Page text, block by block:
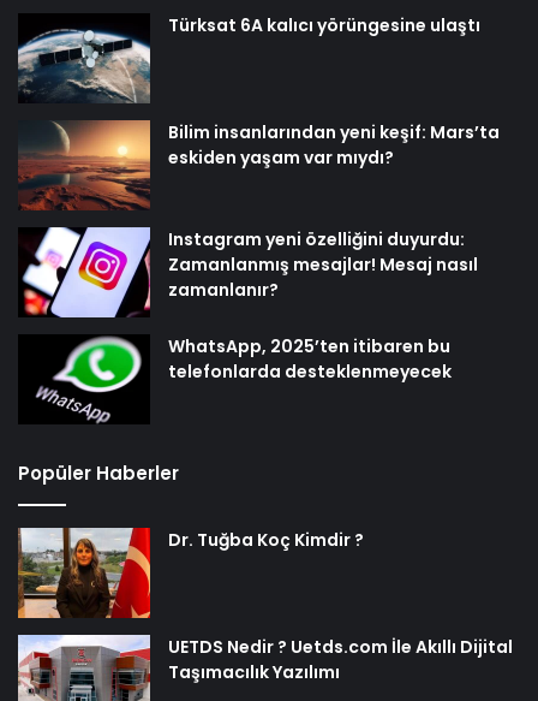
Türksat 6A kalıcı yörüngesine ulaştı
Bilim insanlarından yeni keşif: Mars’ta
eskiden yaşam var mıydı?
Instagram yeni özelliğini duyurdu:
Zamanlanmış mesajlar! Mesaj nasıl
zamanlanır?
WhatsApp, 2025’ten itibaren bu
telefonlarda desteklenmeyecek
Popüler Haberler
Dr. Tuğba Koç Kimdir ?
UETDS Nedir ? Uetds.com İle Akıllı Dijital
Taşımacılık Yazılımı